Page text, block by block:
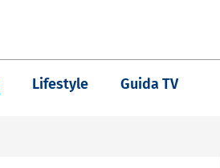
Lifestyle Guida TV